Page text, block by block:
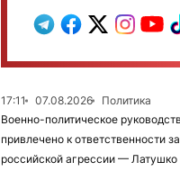
17:11 07.08.2026
Политика
Военно-политическое
привлечено к ответственности
российской агрессии — Латушко